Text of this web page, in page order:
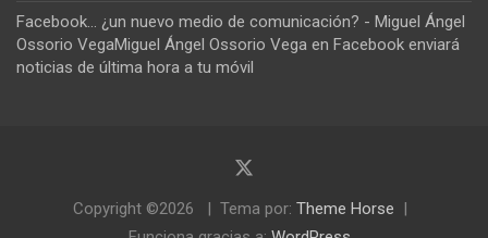
Facebook... ¿un nuevo medio de comunicación? - Miguel Ángel
Ossorio VegaMiguel Ángel Ossorio Vega en Facebook enviará
noticias de última hora a tu móvil
Copyright ©2026 Tema por: Theme Horse